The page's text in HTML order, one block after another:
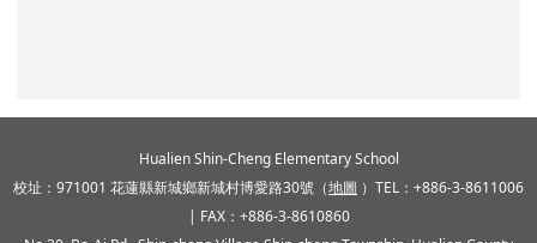
Hualien Shin-Cheng Elementary School
校址：971001 花蓮縣新城鄉新城村博愛路30號（地圖 ）TEL：+886-3-8611006
| FAX：+886-3-8610860